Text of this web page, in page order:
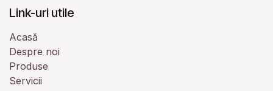
Link-uri utile
Acasă
Despre noi
Produse
Servicii